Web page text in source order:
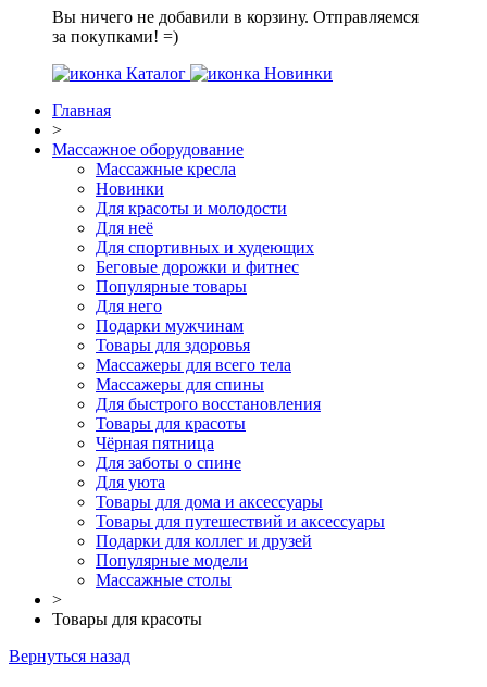
Вы ничего не добавили в корзину. Отправляемся
за покупками! =)
Каталог
Новинки
Главная
>
Массажное оборудование
Массажные кресла
Новинки
Для красоты и молодости
Для неё
Для спортивных и худеющих
Беговые дорожки и фитнес
Популярные товары
Для него
Подарки мужчинам
Товары для здоровья
Массажеры для всего тела
Массажеры для спины
Для быстрого восстановления
Товары для красоты
Чёрная пятница
Для заботы о спине
Для уюта
Товары для дома и аксессуары
Товары для путешествий и аксессуары
Подарки для коллег и друзей
Популярные модели
Массажные столы
>
Товары для красоты
Вернуться назад